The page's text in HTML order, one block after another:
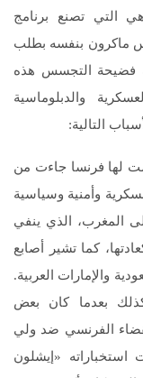
التي تصنع برنامج
ماكرون بنفسه بطلب
فضيحة التجسس هذه
والدبلوماسية
التالية:
لها فرنسا جاءت من
وأمنية وسياسية
المغرب، الذي ينفي
كما تشير أصابع
والإمارات العربية.
بعدما كان بعض
الفرنسي ضد ولي
استخباراته «إيشلون